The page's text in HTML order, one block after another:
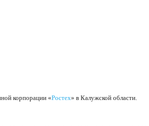
корпорации «Ростех» в Калужской области.